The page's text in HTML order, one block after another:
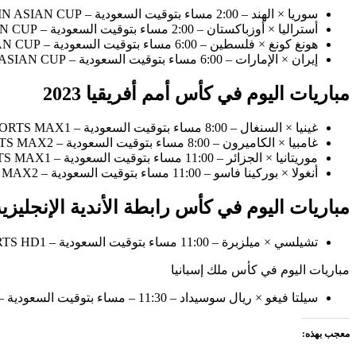
سوريا × الهند – 2:00 مساء بتوقيت السعودية – beIN ASIAN CUP.
أستراليا × أوزباكستان – 2:00 مساء بتوقيت السعودية – beIN ASIAN CUP.
هونغ كونغ × فلسطين – 6:00 مساء بتوقيت السعودية – beIN ASIAN CUP.
إيران × الإمارات – 6:00 مساء بتوقيت السعودية – beIN ASIAN CUP.
مباريات اليوم في كأس أمم أفريقيا 2023
غينيا × السنغال – 8:00 مساء بتوقيت السعودية – beIN SPORTS MAX1.
غامبيا × الكاميرون – 8:00 مساء بتوقيت السعودية – beIN SPORTS MAX2.
موريتانيا × الجزائر – 11:00 مساء بتوقيت السعودية – beIN SPORTS MAX1.
أنغولا × بوركينا فاسو – 11:00 مساء بتوقيت السعودية – beIN SPORTS MAX2.
مباريات اليوم في كأس رابطة الأندية
تشيلسي × ميلزبرة – 11:00 مساء بتوقيت السعودية – beIN SPORTS HD1.
مباريات اليوم في كأس ملك إسبانيا
سيلتا فيغو × ريال سوسيداد – 11:30 – مساء بتوقيت السعودية – beIN SPORTS HD3.
معجب بهذه: